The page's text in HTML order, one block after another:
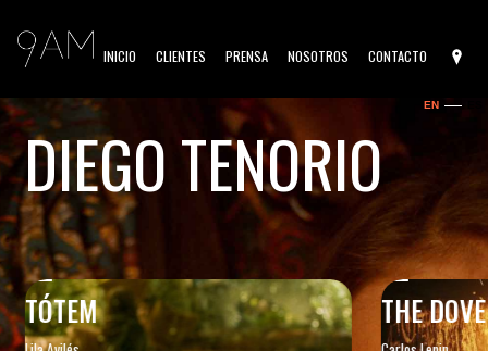
INICIO CLIENTES PRENSA NOSOTROS CONTACTO
EN
DIEGO TENORIO
TÓTEM THE